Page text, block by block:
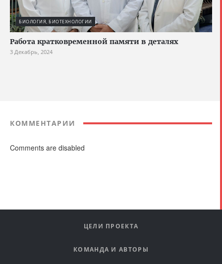
БИОЛОГИЯ, БИОТЕХНОЛОГИИ
Работа кратковременной памяти в деталях
3 Декабрь, 2024
КОММЕНТАРИИ
Comments are disabled
ЦЕЛИ ПРОЕКТА
КОМАНДА И АВТОРЫ